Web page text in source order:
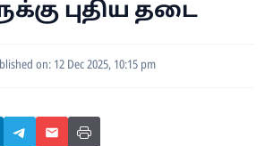
புதிய தடை
on: 12 Dec 2025, 10:15 pm